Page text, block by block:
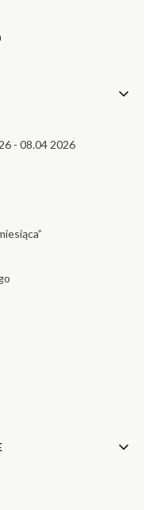
- 08.04 2026